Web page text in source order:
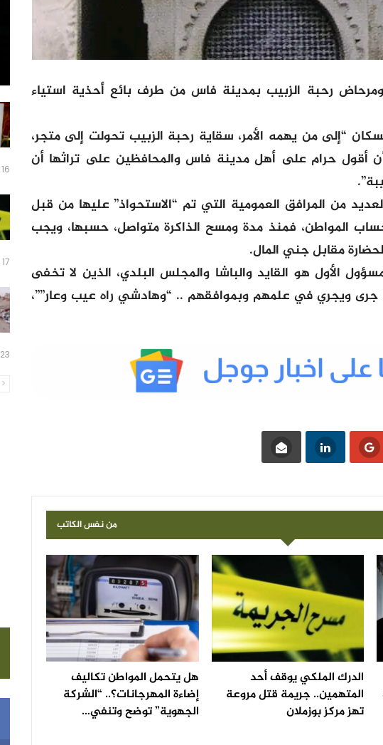
ومرحاض رحبة الزبيب بمدينة فاس من طرف بائع أحذية استياء
“إلى من يهمه الأمر، سقاية رحبة الزبيب تحولت إلى متجر،
أقول حرام على أهل مدينة فاس والمحافظين على تراثها أن
من المرافق العمومية التي تم “الاستحواذ” عليها من قبل
المواطن، فمنذ مدة ومسح الذاكرة متواصل، حسبها، ويجب
مقابل جني المال.
الأول هو القايد والباشا والمجلس البلدي، الذين لا تخفى
جرى ويجري في علمهم وبموافقهم .. “وهادشي راه عيب وعار””،
من نفس الكاتب
الدرك الملكي يوقف أحد
المتهمين.. جريمة قتل مروعة
تهز مركز بوزملان
هل يتحمل المواطن تكاليف
إضاءة المهرجانات؟.. “الشركة
الجهوية” توضح وتنفي…
16 ساعة منذ
17 ساعة منذ
23 ساعة منذ